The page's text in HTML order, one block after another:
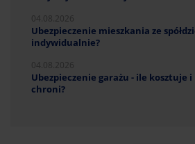
Ubezpieczenie mieszkania ze
indywidualnie?
Ubezpieczenie garażu - ile kosztuje i
chroni?